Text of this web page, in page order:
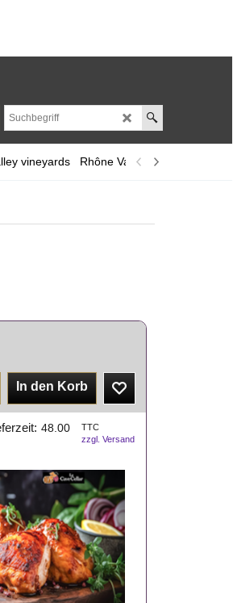
vineyards Rhône Valley Provence and
In den Korb
TTC
zzgl. Versand
48.00